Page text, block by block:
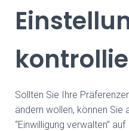
Sollten Sie Ihre
ändern wollen, können Sie
“Einwilligung verwalten”